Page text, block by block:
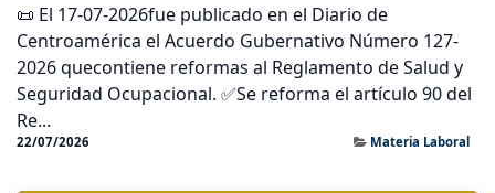
📜 El 17-07-2026fue publicado en el Diario de
Centroamérica el Acuerdo Gubernativo Número 127-
2026 quecontiene reformas al Reglamento de Salud y
Seguridad Ocupacional. ✅Se reforma el artículo 90 del
Re...
22/07/2026 Materia Laboral